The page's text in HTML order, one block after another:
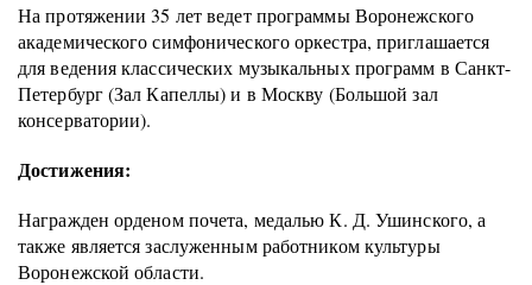
На протяжении 35 лет ведет программы Воронежского
академического симфонического оркестра, приглашается
для ведения классических музыкальных программ в Санкт-
Петербург (Зал Капеллы) и в Москву (Большой зал
консерватории).
Достижения:
Награжден орденом почета, медалью К. Д. Ушинского, а
также является заслуженным работником культуры
Воронежской области.